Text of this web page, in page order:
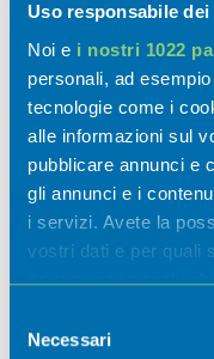
Uso responsabile dei
Noi e i nostri 1022
personali, ad
tecnologie come i
alle informazioni sul
pubblicare annunci e
gli annunci e i
i servizi. Avete la
vostri dati e per quali
privacy sono
modificare o revocare
delNecessari
Attività